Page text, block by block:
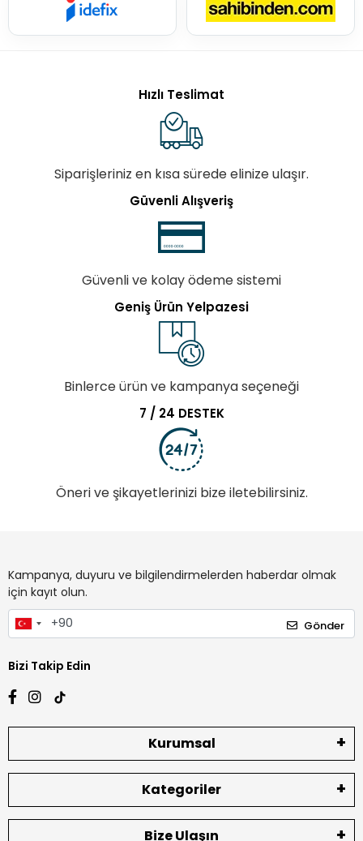
Hızlı Teslimat
Siparişleriniz en kısa sürede elinize ulaşır.
Güvenli Alışveriş
Güvenli ve kolay ödeme sistemi
Geniş Ürün Yelpazesi
Binlerce ürün ve kampanya seçeneği
7 / 24 DESTEK
Öneri ve şikayetlerinizi bize iletebilirsiniz.
Kampanya, duyuru ve bilgilendirmelerden haberdar olmak
için kayıt olun.
Gönder
Bizi Takip Edin
Kurumsal
Kategoriler
Bize Ulaşın